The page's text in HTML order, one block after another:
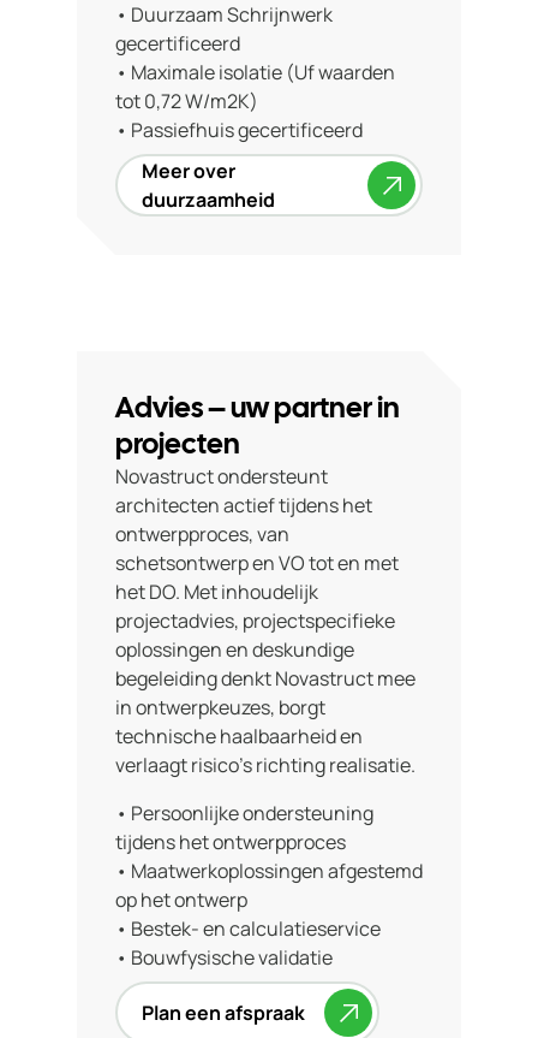
• Duurzaam Schrijnwerk
gecertificeerd
• Maximale isolatie (Uf waarden
tot 0,72 W/m2K)
• Passiefhuis gecertificeerd
Meer over
duurzaamheid
Advies – uw partner in
projecten
Novastruct ondersteunt
architecten actief tijdens het
ontwerpproces, van
schetsontwerp en VO tot en met
het DO. Met inhoudelijk
projectadvies, projectspecifieke
oplossingen en deskundige
begeleiding denkt Novastruct mee
in ontwerpkeuzes, borgt
technische haalbaarheid en
verlaagt risico’s richting realisatie.
• Persoonlijke ondersteuning
tijdens het ontwerpproces
• Maatwerkoplossingen afgestemd
op het ontwerp
• Bestek- en calculatieservice
• Bouwfysische validatie
Plan een afspraak